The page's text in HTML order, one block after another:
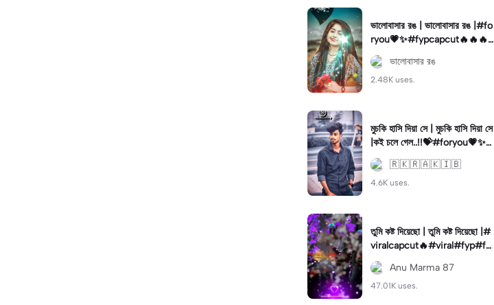
ভালোবাসার রঙ | ভালোবাসার রঙ |#fo
ryou💗✨#fypcapcut🔥🔥🔥
#fypcapcut🔥🔥🔥#fypツ⁠
ভালোবাসার রঙ
2.48K uses.
মুচকি হাসি দিয়া সে | মুচকি হাসি দিয়া সে
|কই চলে গেল..!!💝#foryou💗✨#
viralfyp⚡️#trendviral🔥
🇷 🇰 🇷 🇦 🇰 🇮 🇧
4.6K uses.
তুমি কষ্ট দিয়েছো | তুমি কষ্ট দিয়েছো |#
viralcapcut🔥#viral#fyp#fo
ryou#videotemplate
Anu Marma 87
47.01K uses.